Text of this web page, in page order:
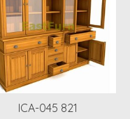
ICA-045 821